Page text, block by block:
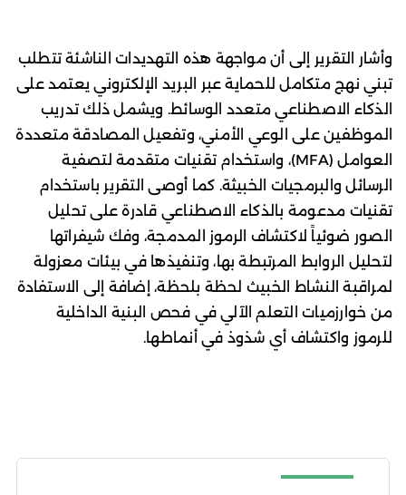
وأشار التقرير إلى أن مواجهة هذه التهديدات الناشئة تتطلب
تبني نهج متكامل للحماية عبر البريد الإلكتروني يعتمد على
الذكاء الاصطناعي متعدد الوسائط. ويشمل ذلك تدريب
الموظفين على الوعي الأمني، وتفعيل المصادقة متعددة
العوامل (MFA)، واستخدام تقنيات متقدمة لتصفية
الرسائل والبرمجيات الخبيثة. كما أوصى التقرير باستخدام
تقنيات مدعومة بالذكاء الاصطناعي قادرة على تحليل
الصور ضوئياً لاكتشاف الرموز المدمجة، وفك شيفراتها
لتحليل الروابط المرتبطة بها، وتنفيذها في بيئات معزولة
لمراقبة النشاط الخبيث لحظة بلحظة، إضافة إلى الاستفادة
من خوارزميات التعلم الآلي في فحص البنية الداخلية
للرموز واكتشاف أي شذوذ في أنماطها.